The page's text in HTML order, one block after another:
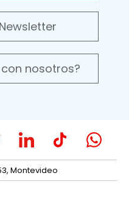
nosotros?
Montevideo